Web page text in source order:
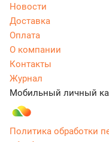
Новости
Доставка
Оплата
О компании
Контакты
Журнал
Мобильный личный
Политика обработки